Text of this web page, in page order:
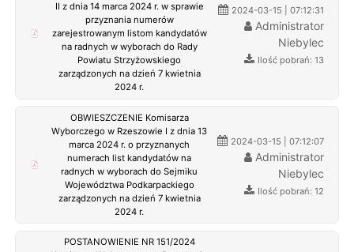
II z dnia 14 marca 2024 r. w sprawie
przyznania numerów
zarejestrowanym listom kandydatów
na radnych w wyborach do Rady
Powiatu Strzyżowskiego
zarządzonych na dzień 7 kwietnia
2024 r.
2024-03-15 | 07:12:31
Administrator
Niebylec
Ilość pobrań: 13
OBWIESZCZENIE Komisarza
Wyborczego w Rzeszowie I z dnia 13
marca 2024 r. o przyznanych
numerach list kandydatów na
radnych w wyborach do Sejmiku
Województwa Podkarpackiego
zarządzonych na dzień 7 kwietnia
2024 r.
2024-03-15 | 07:12:07
Administrator
Niebylec
Ilość pobrań: 12
POSTANOWIENIE NR 151/2024